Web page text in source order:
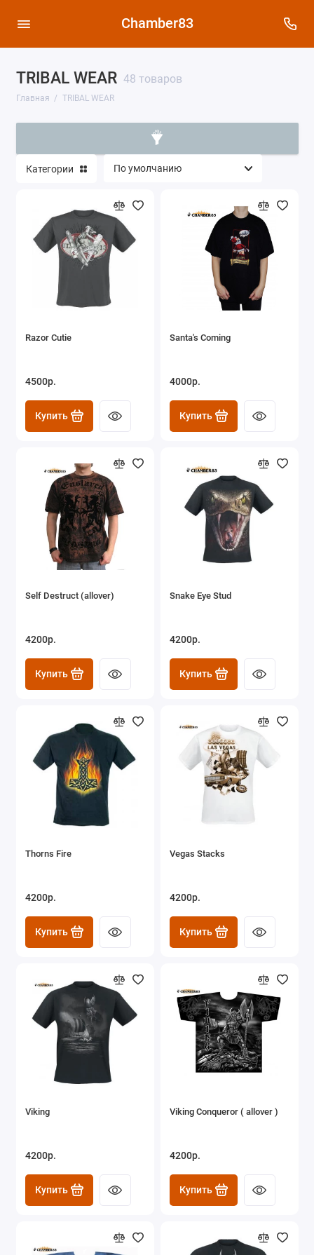
Chamber83
TRIBAL WEAR 48 товаров
Главная TRIBAL WEAR
Категории
Razor Cutie
4500р.
Купить
Santa's Coming
4000р.
Купить
Self Destruct (allover)
4200р.
Купить
Snake Eye Stud
4200р.
Купить
Thorns Fire
4200р.
Купить
Vegas Stacks
4200р.
Купить
Viking
4200р.
Купить
Viking Conqueror ( allover )
4200р.
Купить